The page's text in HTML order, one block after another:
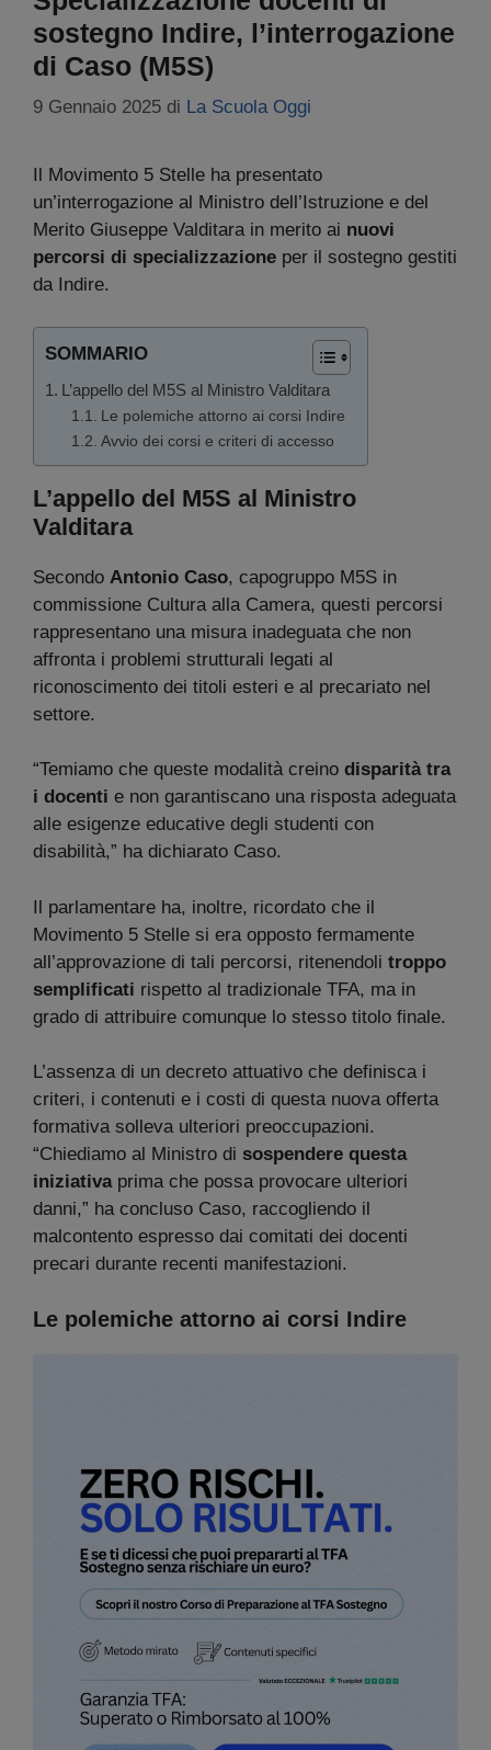
sostegno Indire, l’interrogazione
di Caso (M5S)
9 Gennaio 2025 di La Scuola Oggi
Il Movimento 5 Stelle ha presentato
un’interrogazione al Ministro dell’Istruzione e del
Merito Giuseppe Valditara in merito ai nuovi
percorsi di specializzazione per il sostegno gestiti
da Indire.
SOMMARIO
L’appello del M5S al Ministro Valditara
Le polemiche attorno ai corsi Indire
Avvio dei corsi e criteri di accesso
L’appello del M5S al Ministro
Valditara
Secondo Antonio Caso, capogruppo M5S in
commissione Cultura alla Camera, questi percorsi
rappresentano una misura inadeguata che non
affronta i problemi strutturali legati al
riconoscimento dei titoli esteri e al precariato nel
settore.
“Temiamo che queste modalità creino disparità tra
i docenti e non garantiscano una risposta adeguata
alle esigenze educative degli studenti con
disabilità,” ha dichiarato Caso.
Il parlamentare ha, inoltre, ricordato che il
Movimento 5 Stelle si era opposto fermamente
all’approvazione di tali percorsi, ritenendoli troppo
semplificati rispetto al tradizionale TFA, ma in
grado di attribuire comunque lo stesso titolo finale.
L’assenza di un decreto attuativo che definisca i
criteri, i contenuti e i costi di questa nuova offerta
formativa solleva ulteriori preoccupazioni.
“Chiediamo al Ministro di sospendere questa
iniziativaprima che possa provocare ulteriori
danni,” ha concluso Caso, raccogliendo il
malcontento espresso dai comitati dei docenti
precari durante recenti manifestazioni.
Le polemiche attorno ai corsi Indire